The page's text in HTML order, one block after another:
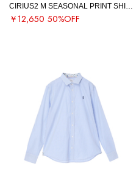
￥12,650 50%OFF